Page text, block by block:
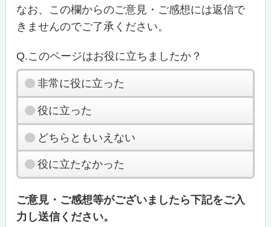
なお、この欄からのご意見・ご感想には返信で
きませんのでご了承ください。
Q.このページはお役に立ちましたか？
非常に役に立った
役に立った
どちらともいえない
役に立たなかった
ご意見・ご感想等がございましたら下記をご入
力し送信ください。